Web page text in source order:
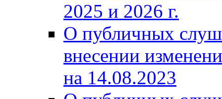
2025 и 2026 г.
О публичных
внесении
на 14.08.2023